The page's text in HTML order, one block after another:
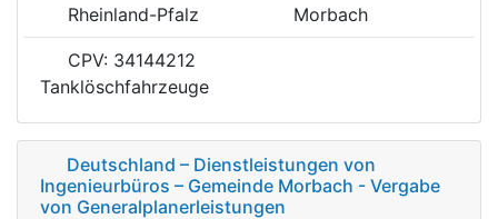
Rheinland-Pfalz
Morbach
CPV: 34144212
Tanklöschfahrzeuge
Deutschland – Dienstleistungen von
Ingenieurbüros – Gemeinde Morbach - Vergabe
von Generalplanerleistungen